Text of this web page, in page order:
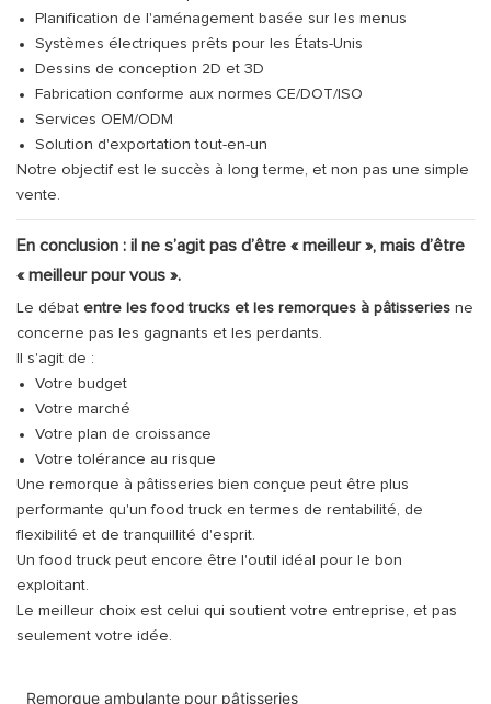
Planification de l'aménagement basée sur les menus
Systèmes électriques prêts pour les États-Unis
Dessins de conception 2D et 3D
Fabrication conforme aux normes CE/DOT/ISO
Services OEM/ODM
Solution d'exportation tout-en-un
Notre objectif est le succès à long terme, et non pas une simple
vente.
En conclusion : il ne s’agit pas d’être « meilleur », mais d’être
« meilleur pour vous ».
Le débat entre les food trucks et les remorques à pâtisseries ne
concerne pas les gagnants et les perdants.
Il s'agit de :
Votre budget
Votre marché
Votre plan de croissance
Votre tolérance au risque
Une remorque à pâtisseries bien conçue peut être plus
performante qu'un food truck en termes de rentabilité, de
flexibilité et de tranquillité d'esprit.
Un food truck peut encore être l'outil idéal pour le bon
exploitant.
Le meilleur choix est celui qui soutient votre entreprise, et pas
seulement votre idée.
Remorque ambulante pour pâtisseries